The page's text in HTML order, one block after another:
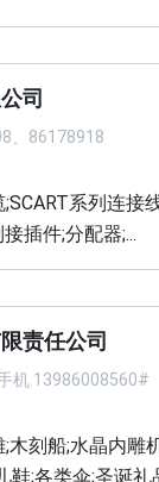
司
、86178918
系列连接
插件;分配器;...
责任公司
机 13986008560#
木刻船;水晶内雕
鞋;各类伞;圣诞礼